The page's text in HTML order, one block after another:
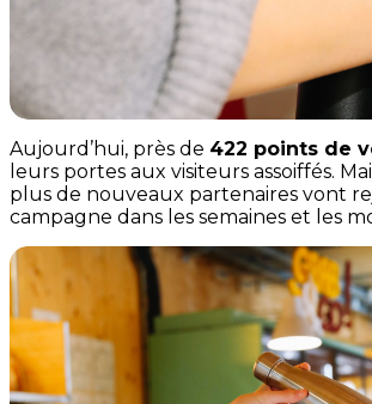
Aujourd’hui, près de 422 points de
leurs portes aux visiteurs assoiffés.
plus de nouveaux partenaires vont
campagne dans les semaines et les